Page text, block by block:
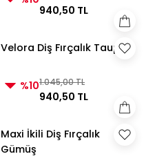
940,50 TL
Velora Diş Fırçalık Taupe
%101.045,00 TL
940,50 TL
Maxi İkili Diş Fırçalık
Gümüş